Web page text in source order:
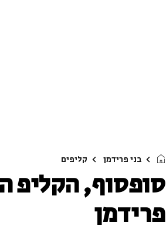
בני פרידמן קליפים
סופסוף, הקליפ
פרידמן